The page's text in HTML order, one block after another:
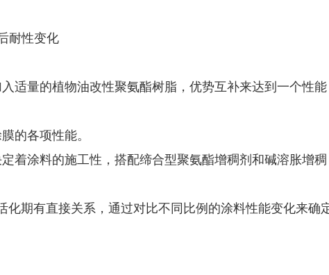
适量的植物油改性聚氨酯树脂，优势互补来达到一个性能
的各项性能。
着涂料的施工性，搭配缔合型聚氨酯增稠剂和碱溶胀增稠
期有直接关系，通过对比不同比例的涂料性能变化来确